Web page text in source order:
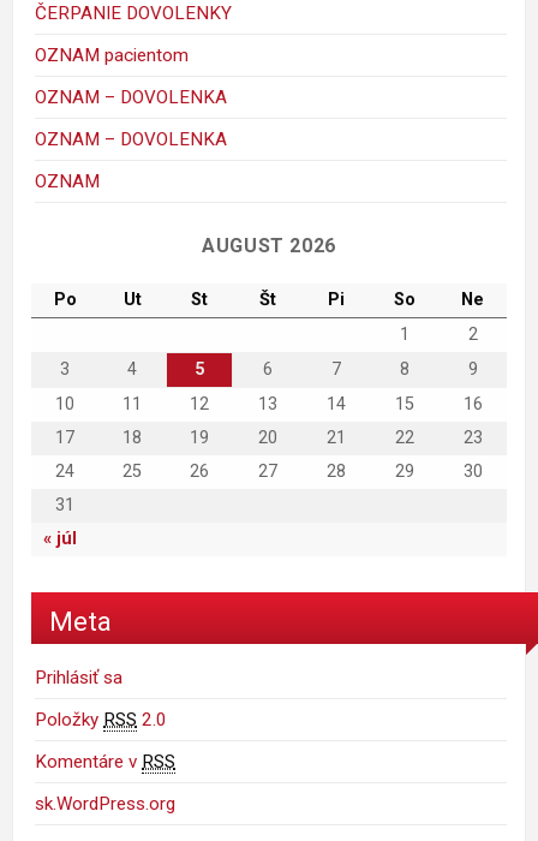
Maggie Simpson
mickey_mouse_walt_disney-1
porky-hrackyshop
ČERPANIE DOVOLENKY
OZNAM pacientom
OZNAM – DOVOLENKA
OZNAM – DOVOLENKA
OZNAM
AUGUST 2026
Po Ut St Št Pi So Ne
« júl
1
2
3
4 5 6 7 8
9
10
11 12 13 14 15
16
17
18 19 20 21 22
23
24
25 26 27 28 29
30
31
Meta
Prihlásiť sa
Položky RSS 2.0
Komentáre v RSS
sk.WordPress.org